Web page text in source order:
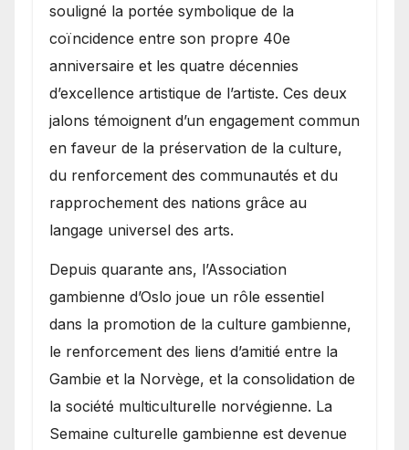
souligné la portée symbolique de la
coïncidence entre son propre 40e
anniversaire et les quatre décennies
d’excellence artistique de l’artiste. Ces deux
jalons témoignent d’un engagement commun
en faveur de la préservation de la culture,
du renforcement des communautés et du
rapprochement des nations grâce au
langage universel des arts.
​Depuis quarante ans, l’Association
gambienne d’Oslo joue un rôle essentiel
dans la promotion de la culture gambienne,
le renforcement des liens d’amitié entre la
Gambie et la Norvège, et la consolidation de
la société multiculturelle norvégienne. La
Semaine culturelle gambienne est devenue